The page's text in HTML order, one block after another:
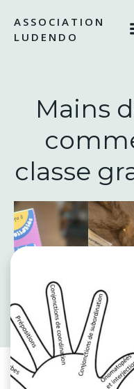
ASSOCIATION
LUDENDO
Mains
classe